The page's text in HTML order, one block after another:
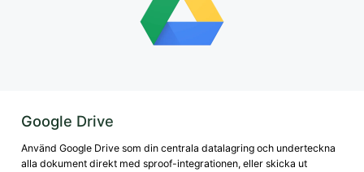
Google Drive
Använd Google Drive som din centrala datalagring och underteckna
alla dokument direkt med sproof-integrationen, eller skicka ut